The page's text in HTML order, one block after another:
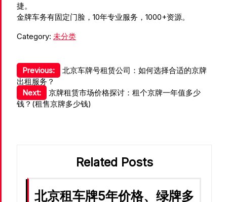
捷。
金牌车务有固定门脸，10年专业服务，1000+资源。
Category: 未分类
文
章
导
Previous:
北京车牌号租赁公司：如何选择合适的京牌
出租服务？
Next:
京牌租赁市场价格探讨：租个京牌一年值多少
钱？(租售京牌多少钱)
Related Posts
北京租车牌5年价格、绿牌多